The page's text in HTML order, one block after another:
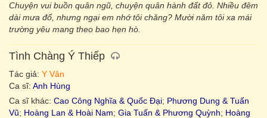
Chuyện vui buồn quân ngũ, chuyện quân hành đất đỏ. Nhiều đêm
dài mưa đổ, nhưng ngại em nhớ tôi chăng? Mười năm tôi xa mái
trường yêu mang theo bao hẹn hò.
Tình Chàng Ý Thiếp
Tác giả: Y Vân
Ca sĩ: Anh Hùng
Ca sĩ khác: Cao Công Nghĩa & Quốc Đại; Phương Dung & Tuấn
Vũ; Hoàng Lan & Hoài Nam; Gia Tuấn & Phương Quỳnh; Hoàng